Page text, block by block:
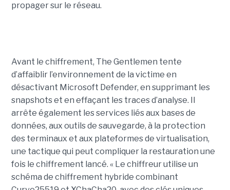
propager sur le réseau.
Avant le chiffrement, The Gentlemen tente
d’affaiblir l’environnement de la victime en
désactivant Microsoft Defender, en supprimant les
snapshots et en effaçant les traces d’analyse. Il
arrête également les services liés aux bases de
données, aux outils de sauvegarde, à la protection
des terminaux et aux plateformes de virtualisation,
une tactique qui peut compliquer la restauration une
fois le chiffrement lancé. « Le chiffreur utilise un
schéma de chiffrement hybride combinant